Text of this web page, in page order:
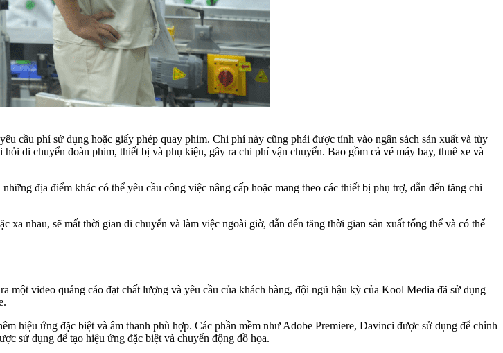
cầu phí sử dụng hoặc giấy phép quay phim. Chi phí này cũng phải được tính vào ngân sách sản xuất và tùy
di chuyển đoàn phim, thiết bị và phụ kiện, gây ra chi phí vận chuyển. Bao gồm cả vé máy bay, thuê xe và
địa điểm khác có thể yêu cầu công việc nâng cấp hoặc mang theo các thiết bị phụ trợ, dẫn đến tăng chi
nhau, sẽ mất thời gian di chuyển và làm việc ngoài giờ, dẫn đến tăng thời gian sản xuất tổng thể và có thể
video quảng cáo đạt chất lượng và yêu cầu của khách hàng, đội ngũ hậu kỳ của Kool Media đã sử dụng
hiệu ứng đặc biệt và âm thanh phù hợp. Các phần mềm như Adobe Premiere, Davinci được sử dụng để chỉnh
sử dụng để tạo hiệu ứng đặc biệt và chuyển động đồ họa.